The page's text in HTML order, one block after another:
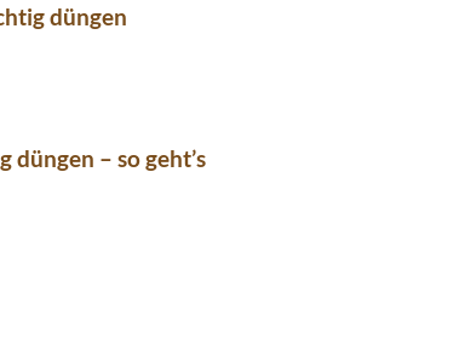
düngen
– so geht’s